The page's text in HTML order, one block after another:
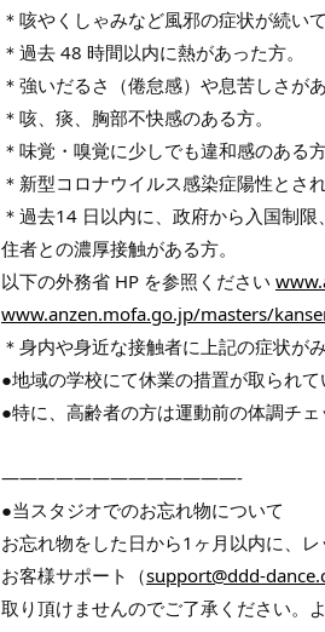
＊咳やくしゃみなど風邪の症状が続い
＊過去 48 時間以内に熱があった方。
＊強いだるさ（倦怠感）や息苦しさが
＊咳、痰、胸部不快感のある方。
＊味覚・嗅覚に少しでも違和感のある
＊新型コロナウイルス感染症陽性とさ
＊過去14 日以内に、政府から入国制
住者との濃厚接触がある方。
以下の外務省 HP を参照ください
www.anzen.mofa.go.jp/masters/
＊身内や身近な接触者に上記の症状が
●地域の学校にて休業の措置が取られ
●特に、高齢者の方は運動前の体調チ
—————————————-
●当スタジオでのお忘れ物について
お忘れ物をした日から1ヶ月以内に、
お客様サポート（support@ddd-
取り頂けませんのでご了承ください。